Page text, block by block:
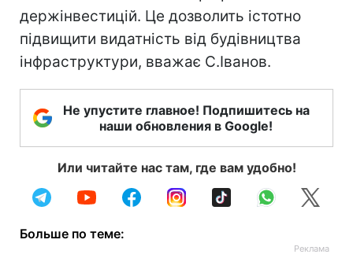
держінвестицій. Це дозволить істотно
підвищити видатність від будівництва
інфраструктури, вважає С.Іванов.
Не упустите главное! Подпишитесь на
наши обновления в Google!
Или читайте нас там, где вам удобно!
Больше по теме: